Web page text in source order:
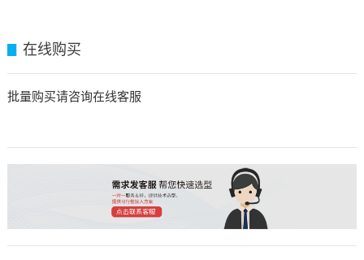
在线购买
批量购买请咨询在线客服